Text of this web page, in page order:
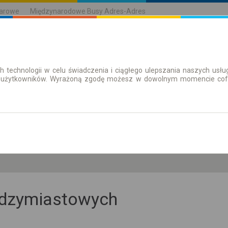
Międzynarodowe Busy Adres-Adres
| Bilety Bilety okresowe
technologii w celu świadczenia i ciągłego ulepszania naszych
Wyrażoną zgodę możesz w dowolnym momencie